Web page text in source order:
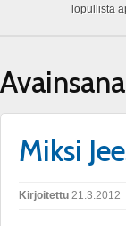
lopullista
Miksi
Kirjoitettu 21.3.2012